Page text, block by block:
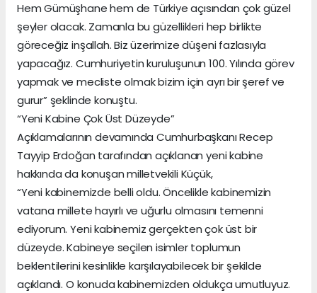
Hem Gümüşhane hem de Türkiye açısından çok güzel
şeyler olacak. Zamanla bu güzellikleri hep birlikte
göreceğiz inşallah. Biz üzerimize düşeni fazlasıyla
yapacağız. Cumhuriyetin kuruluşunun 100. Yılında görev
yapmak ve mecliste olmak bizim için ayrı bir şeref ve
gurur” şeklinde konuştu.
“Yeni Kabine Çok Üst Düzeyde”
Açıklamalarının devamında Cumhurbaşkanı Recep
Tayyip Erdoğan tarafından açıklanan yeni kabine
hakkında da konuşan milletvekili Küçük,
“Yeni kabinemizde belli oldu. Öncelikle kabinemizin
vatana millete hayırlı ve uğurlu olmasını temenni
ediyorum. Yeni kabinemiz gerçekten çok üst bir
düzeyde. Kabineye seçilen isimler toplumun
beklentilerini kesinlikle karşılayabilecek bir şekilde
açıklandı. O konuda kabinemizden oldukça umutluyuz.